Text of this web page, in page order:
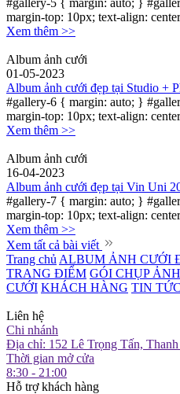
margin-top: 10px; text-align:
Xem thêm >>
Album ảnh cưới
01-05-2023
Album ảnh cưới đẹp tại Studio +
#gallery-6 { margin: auto; }
margin-top: 10px; text-align:
Xem thêm >>
Album ảnh cưới
16-04-2023
Album ảnh cưới đẹp tại Vin Uni
#gallery-7 { margin: auto; }
margin-top: 10px; text-align:
Xem thêm >>
Xem tất cả bài viết
Trang chủ ALBUM ẢNH CƯỚI
TRANG ĐIỂM GÓI CHỤP
CƯỚI KHÁCH HÀNG TIN
Liên hệ
Chi nhánh
Địa chỉ: 152 Lê Trọng Tấn,
Thời gian mở cửa
8:30 - 21:00
Hỗ trợ khách hàng